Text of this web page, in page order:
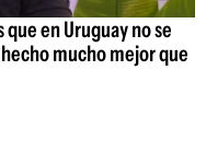
en Uruguay no se
mucho mejor que